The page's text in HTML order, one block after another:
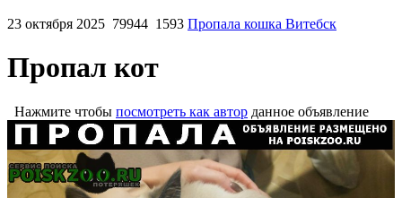
23 октября 2025 79944 1593 Пропала кошка Витебск
Пропал кот
Нажмите чтобы посмотреть как автор данное объявление